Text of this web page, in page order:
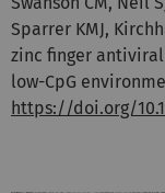
Sparrer KMJ,
zinc finger
low-CpG
https://doi.org/